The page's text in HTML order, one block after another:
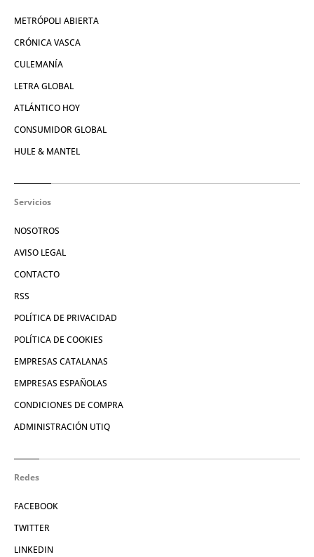
METRÓPOLI ABIERTA
CRÓNICA VASCA
CULEMANÍA
LETRA GLOBAL
ATLÁNTICO HOY
CONSUMIDOR GLOBAL
HULE & MANTEL
Servicios
NOSOTROS
AVISO LEGAL
CONTACTO
RSS
POLÍTICA DE PRIVACIDAD
POLÍTICA DE COOKIES
EMPRESAS CATALANAS
EMPRESAS ESPAÑOLAS
CONDICIONES DE COMPRA
ADMINISTRACIÓN UTIQ
Redes
FACEBOOK
TWITTER
LINKEDIN